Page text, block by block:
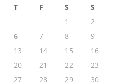
T F S
S
1
2
6 7 8
9
13 14 15
16
20 21 22
23
27 28 29
30